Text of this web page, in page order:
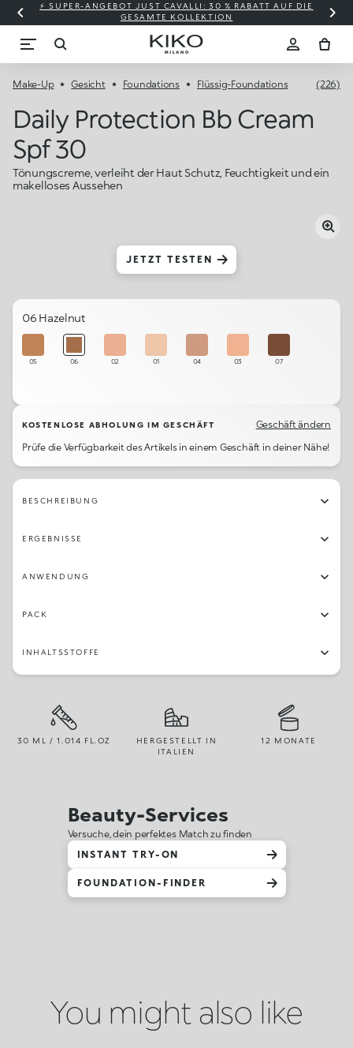
⚡ SUPER-ANGEBOT JUST CAVALLI: 30 % RABATT AUF DIE
GESAMTE KOLLEKTION
Make-Up Gesicht Foundations Flüssig-Foundations (226)
Daily Protection Bb Cream
Spf 30
Tönungscreme, verleiht der Haut Schutz, Feuchtigkeit und ein
makelloses Aussehen
JETZT TESTEN
06 Hazelnut
05 06 02 01 04 03 07
KOSTENLOSE ABHOLUNG IM GESCHÄFT
Geschäft ändern
Prüfe die Verfügbarkeit des Artikels in einem Geschäft in deiner Nähe!
BESCHREIBUNG
ERGEBNISSE
ANWENDUNG
PACK
INHALTSSTOFFE
30 ML / 1.014 FL.OZ
HERGESTELLT IN
ITALIEN
12 MONATE
Beauty-Services
Versuche, dein perfektes Match zu finden
INSTANT TRY-ON
FOUNDATION-FINDER
You might also like